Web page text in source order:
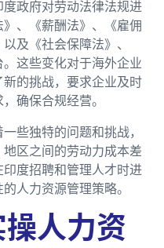
政府对劳动法律法规进
、《薪酬法》、《雇佣
及《社会保障法》、
。这些变化对于海外企业
的挑战，要求企业及时
确保合规经营。
些独特的问题和挑战，
区之间的劳动力成本差
度招聘和管理人才时进
人力资源管理策略。
人力资